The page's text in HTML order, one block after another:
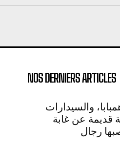
NOS DERNIERS ARTICLES
والسيدارات
قديمة عن غابة
رجال